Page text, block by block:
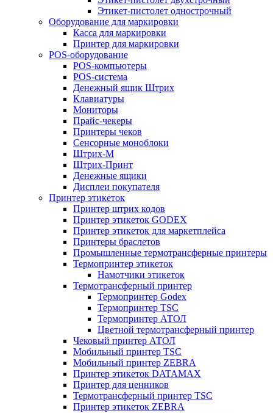
Этикет-пистолет однострочный
Оборудование для маркировки
Касса для маркировки
Принтер для маркировки
POS-оборудование
POS-компьютеры
POS-система
Денежный ящик Штрих
Клавиатуры
Мониторы
Прайс-чекеры
Принтеры чеков
Сенсорные моноблоки
Штрих-М
Штрих-Принт
Денежные ящики
Дисплеи покупателя
Принтер этикеток
Принтер штрих кодов
Принтер этикеток GODEX
Принтер этикеток для маркетплейса
Принтеры браслетов
Промышленные термотрансферные принтеры
Термопринтер этикеток
Намотчики этикеток
Термотрансферный принтер
Термопринтер Godex
Термопринтер TSC
Термопринтер АТОЛ
Цветной термотрансферный принтер
Чековый принтер АТОЛ
Мобильный принтер TSC
Мобильный принтер ZEBRA
Принтер этикеток DATAMAX
Принтер для ценников
Термотрансферный принтер TSC
Принтер этикеток ZEBRA